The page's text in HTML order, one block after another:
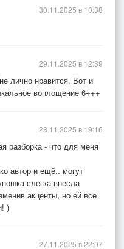
30.11.2025 в 10:38
лично нравится. Вот и
воплощение 6+++
29.11.2025 в 12:39
разборка - что для меня
автор и ещё.. могут
слегка внесла
акценты, но ей всё
)
28.11.2025 в 19:16
27.11.2025 в 22:07